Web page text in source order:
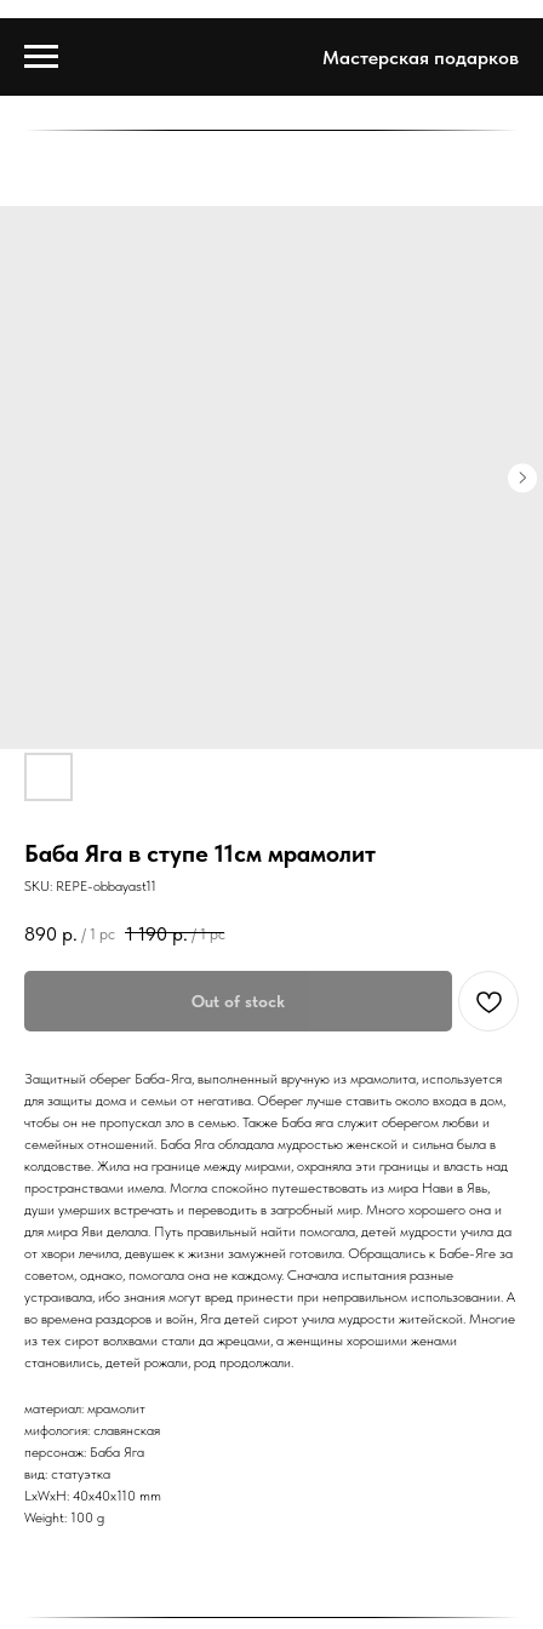
Мастерская подарков
Баба Яга в ступе 11см мрамолит
SKU: REPE-obbayast11
890 р. / 1 pc 1 190 р. / 1 pc
Out of stock
Защитный оберег Баба-Яга, выполненный вручную из мрамолита, используется
для защиты дома и семьи от негатива. Оберег лучше ставить около входа в дом,
чтобы он не пропускал зло в семью. Также Баба яга служит оберегом любви и
семейных отношений. Баба Яга обладала мудростью женской и сильна была в
колдовстве. Жила на границе между мирами, охраняла эти границы и власть над
пространствами имела. Могла спокойно путешествовать из мира Нави в Явь,
души умерших встречать и переводить в загробный мир. Много хорошего она и
для мира Яви делала. Путь правильный найти помогала, детей мудрости учила да
от хвори лечила, девушек к жизни замужней готовила. Обращались к Бабе-Яге за
советом, однако, помогала она не каждому. Сначала испытания разные
устраивала, ибо знания могут вред принести при неправильном использовании. А
во времена раздоров и войн, Яга детей сирот учила мудрости житейской. Многие
из тех сирот волхвами стали да жрецами, а женщины хорошими женами
становились, детей рожали, род продолжали.
материал: мрамолит
мифология: славянская
персонаж: Баба Яга
вид: статуэтка
LxWxH: 40x40x110 mm
Weight: 100 g